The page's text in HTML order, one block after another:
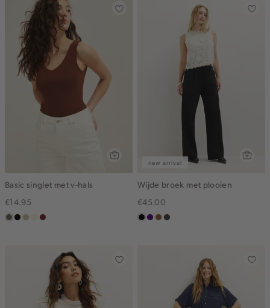
Basic singlet met v-hals
€14.95
middenbruin
zwartlichtzand
wit,bordeaux
new arrival
Wijde broek met plooien
€45.00
zwart
indigo
deepmocca
choco